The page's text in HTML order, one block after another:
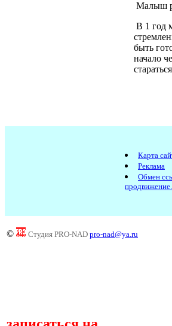
Малыш
В 1 год
быть
начало
Карта
Реклама
Обмен
продвижение.
© Студия PRO-NAD pro-nad@ya.ru